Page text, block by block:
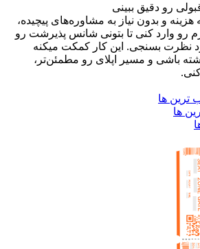
رو دقیق ببینی
هزینه و بدون نیاز به مشاوره‌های پیچیده،
رو وارد کنی تا بتونی شانس پذیرشت رو
نظرت بسنجی. این کار کمکت میکنه
باشی و مسیر اپلای رو مطمئن‌تر،
ترین ها
ها